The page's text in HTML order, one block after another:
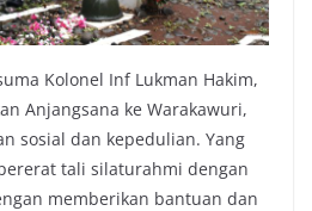
Kolonel Inf Lukman Hakim,
Anjangsana ke Warakawuri,
sosial dan kepedulian. Yang
tali silaturahmi dengan
memberikan bantuan dan